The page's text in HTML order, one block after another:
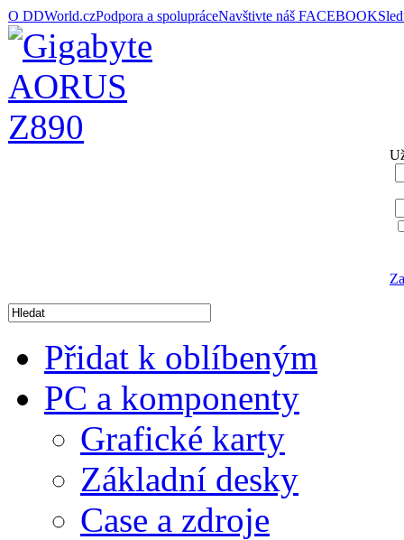
O DDWorld.czPodpora a spolupráceNavštivte náš FACEBOOK
Přidat k oblíbeným
PC a komponenty
Grafické karty
Základní desky
Case a zdroje